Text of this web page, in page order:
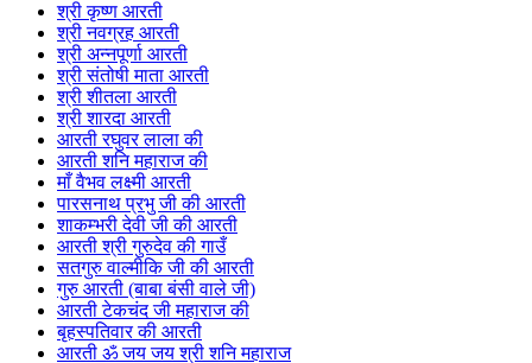
श्री कृष्ण आरती
श्री नवग्रह आरती
श्री अन्नपूर्णा आरती
श्री संतोषी माता आरती
श्री शीतला आरती
श्री शारदा आरती
आरती रघुवर लाला की
आरती शनि महाराज की
माँ वैभव लक्ष्मी आरती
पारसनाथ प्रभु जी की आरती
शाकम्भरी देवी जी की आरती
आरती श्री गुरुदेव की गाउँ
सतगुरु वाल्मीकि जी की आरती
गुरु आरती (बाबा बंसी वाले जी)
आरती टेकचंद जी महाराज की
बृहस्पतिवार की आरती
आरती ॐ जय जय श्री शनि महाराज